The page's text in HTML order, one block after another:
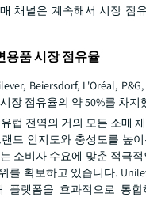
채널은 계속해서 시장 점
용품 시장 점유율
Beiersdorf, L'Oréal,
장 점유율의 약 50%를 차지
럽 전역의 거의 모든 소매
드 인지도와 충성도를 높
소비자 수요에 맞춘 적극
를 확보하고 있습니다.
플랫폼을 효과적으로 통합